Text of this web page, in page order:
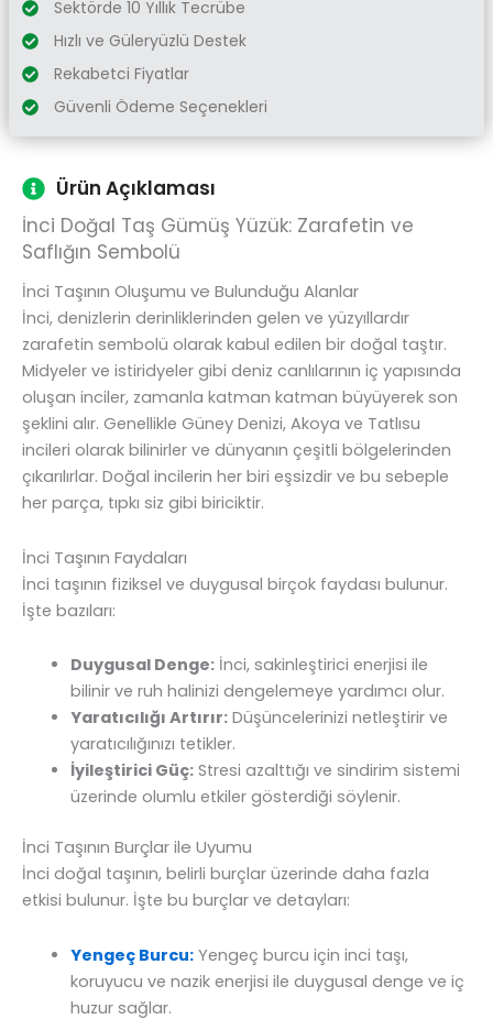
Sektörde 10 Yıllık Tecrübe
Hızlı ve Güleryüzlü Destek
Rekabetci Fiyatlar
Güvenli Ödeme Seçenekleri
Ürün Açıklaması
İnci Doğal Taş Gümüş Yüzük: Zarafetin ve
Saflığın Sembolü
İnci Taşının Oluşumu ve Bulunduğu Alanlar
İnci, denizlerin derinliklerinden gelen ve yüzyıllardır
zarafetin sembolü olarak kabul edilen bir doğal taştır.
Midyeler ve istiridyeler gibi deniz canlılarının iç yapısında
oluşan inciler, zamanla katman katman büyüyerek son
şeklini alır. Genellikle Güney Denizi, Akoya ve Tatlısu
incileri olarak bilinirler ve dünyanın çeşitli bölgelerinden
çıkarılırlar. Doğal incilerin her biri eşsizdir ve bu sebeple
her parça, tıpkı siz gibi biriciktir.
İnci Taşının Faydaları
İnci taşının fiziksel ve duygusal birçok faydası bulunur.
İşte bazıları:
Duygusal Denge:İnci, sakinleştirici enerjisi ile
bilinir ve ruh halinizi dengelemeye yardımcı olur.
Yaratıcılığı Artırır:Düşüncelerinizi netleştirir ve
yaratıcılığınızı tetikler.
İyileştirici Güç:Stresi azalttığı ve sindirim sistemi
üzerinde olumlu etkiler gösterdiği söylenir.
İnci Taşının Burçlar ile Uyumu
İnci doğal taşının, belirli burçlar üzerinde daha fazla
etkisi bulunur. İşte bu burçlar ve detayları:
Yengeç Burcu:Yengeç burcu için inci taşı,
koruyucu ve nazik enerjisi ile duygusal denge ve iç
huzur sağlar.